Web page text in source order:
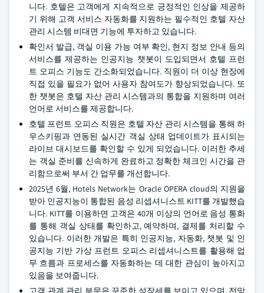
니다. 호텔은 고객에게 지속적으로 긍정적인 인상을 제공하
기 위해 고객 서비스 자동화를 지원하는 필수적인 호텔 자산
관리 시스템 비대면 기능에 투자하고 있습니다.
확인서 발급, 객실 이용 가능 여부 확인, 현지 정보 안내 등의
서비스를 제공하는 인공지능 챗봇이 도입되면서 호텔 프런
트 오피스 기능도 간소화되었습니다. 직원이 더 이상 현장에
직접 있을 필요가 없어 사용자 참여도가 향상되었습니다. 또
한 챗봇은 호텔 자산 관리 시스템과의 통합을 지원하며 여러
언어로 서비스를 제공합니다.
호텔 프런트 오피스 직원은 호텔 자산 관리 시스템을 통해 하
우스키핑과 연동된 실시간 객실 상태 업데이트가 표시되는
라이브 대시보드를 확인할 수 있게 되었습니다. 이러한 추세
는 객실 준비를 신속하게 완료하고 정확한 체크인 시간을 관
리함으로써 부서 간 업무를 개선합니다.
2025년 6월, Hotels Network는 Oracle OPERA cloud의 지원을
받아 인공지능이 통합된 음성 리셉셔니스트 KITT를 개발했습
니다. KITT를 이용하면 고객은 40개 이상의 언어로 음성 통화
를 통해 객실 상태를 확인하고, 예약하며, 결제를 처리할 수
있습니다. 이러한 개발은 특히 인공지능, 자동화, 챗봇 및 인
공지능 기반 가상 프런트 오피스 리셉셔니스트를 활용해 업
무 흐름과 프로세스를 자동화하는 데 대한 관심이 높아지고
있음을 보여줍니다.
고객 관계 관리 부문은 꾸준한 성장세를 보이고 있으며, 전망